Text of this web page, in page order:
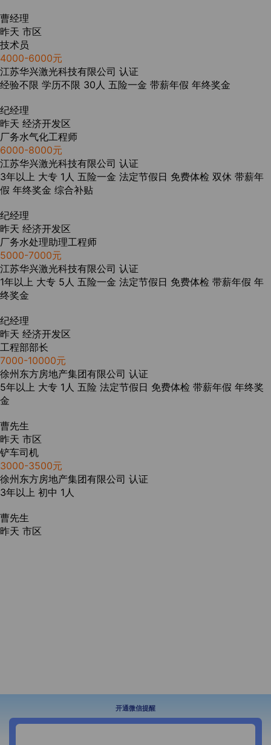
曹经理
昨天 市区
技术员
4000-6000元
江苏华兴激光科技有限公司 认证
经验不限 学历不限 30人 五险一金 带薪年假 年终奖金
纪经理
昨天 经济开发区
厂务水气化工程师
6000-8000元
江苏华兴激光科技有限公司 认证
3年以上 大专 1人 五险一金 法定节假日 免费体检 双休 带薪年
假 年终奖金 综合补贴
纪经理
昨天 经济开发区
厂务水处理助理工程师
5000-7000元
江苏华兴激光科技有限公司 认证
1年以上 大专 5人 五险一金 法定节假日 免费体检 带薪年假 年
终奖金
纪经理
昨天 经济开发区
工程部部长
7000-10000元
徐州东方房地产集团有限公司 认证
5年以上 大专 1人 五险 法定节假日 免费体检 带薪年假 年终奖
金
曹先生
昨天 市区
铲车司机
3000-3500元
徐州东方房地产集团有限公司 认证
3年以上 初中 1人
曹先生
昨天 市区
开通微信提醒